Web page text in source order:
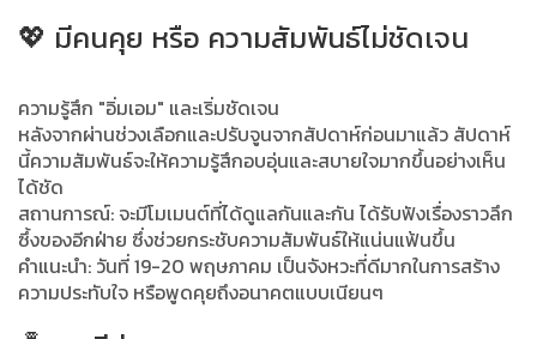
💖 มีคนคุย หรือ ความสัมพันธ์ไม่ชัดเจน
ความรู้สึก "อิ่มเอม" และเริ่มชัดเจน
หลังจากผ่านช่วงเลือกและปรับจูนจากสัปดาห์ก่อนมาแล้ว สัปดาห์
นี้ความสัมพันธ์จะให้ความรู้สึกอบอุ่นและสบายใจมากขึ้นอย่างเห็น
ได้ชัด
สถานการณ์: จะมีโมเมนต์ที่ได้ดูแลกันและกัน ได้รับฟังเรื่องราวลึก
ซึ้งของอีกฝ่าย ซึ่งช่วยกระชับความสัมพันธ์ให้แน่นแฟ้นขึ้น
คำแนะนำ: วันที่ 19-20 พฤษภาคม เป็นจังหวะที่ดีมากในการสร้าง
ความประทับใจ หรือพูดคุยถึงอนาคตแบบเนียนๆ